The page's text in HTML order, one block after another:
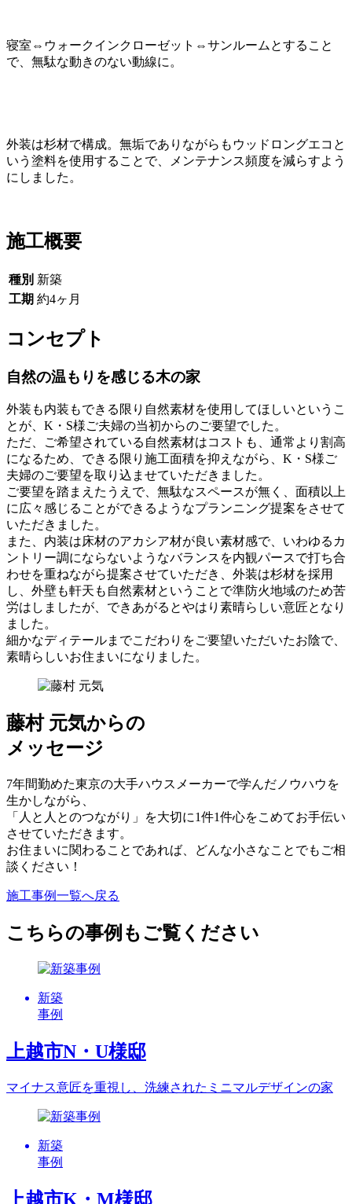
寝室⇔ウォークインクローゼット⇔サンルームとすること
で、無駄な動きのない動線に。
外装は杉材で構成。無垢でありながらもウッドロングエコと
いう塗料を使用することで、メンテナンス頻度を減らすよう
にしました。
施工概要
種別 新築
工期 約4ヶ月
コンセプト
自然の温もりを感じる木の家
外装も内装もできる限り自然素材を使用してほしいというこ
とが、K・S様ご夫婦の当初からのご要望でした。
ただ、ご希望されている自然素材はコストも、通常より割高
になるため、できる限り施工面積を抑えながら、K・S様ご
夫婦のご要望を取り込ませていただきました。
ご要望を踏まえたうえで、無駄なスペースが無く、面積以上
に広々感じることができるようなプランニング提案をさせて
いただきました。
また、内装は床材のアカシア材が良い素材感で、いわゆるカ
ントリー調にならないようなバランスを内観パースで打ち合
わせを重ねながら提案させていただき、外装は杉材を採用
し、外壁も軒天も自然素材ということで準防火地域のため苦
労はしましたが、できあがるとやはり素晴らしい意匠となり
ました。
細かなディテールまでこだわりをご要望いただいたお陰で、
素晴らしいお住まいになりました。
藤村 元気からの
メッセージ
7年間勤めた東京の大手ハウスメーカーで学んだノウハウを
生かしながら、
「人と人とのつながり」を大切に1件1件心をこめてお手伝い
させていただきます。
お住まいに関わることであれば、どんな小さなことでもご相
談ください！
施工事例一覧へ戻る
こちらの事例もご覧ください
新築
事例
上越市N・U様邸
マイナス意匠を重視し、洗練されたミニマルデザインの家
新築
事例
上越市K・M様邸